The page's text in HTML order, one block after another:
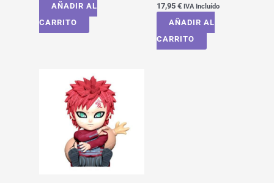
AÑADIR AL
CARRITO
17,95 € IVA Incluído
AÑADIR AL
CARRITO